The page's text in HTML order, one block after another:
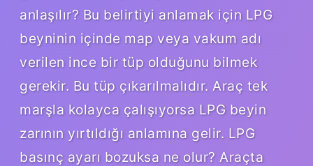
anlaşılır? Bu belirtiyi anlamak için LPG
beyninin içinde map veya vakum adı
verilen ince bir tüp olduğunu bilmek
gerekir. Bu tüp çıkarılmalıdır. Araç tek
marşla kolayca çalışıyorsa LPG beyin
zarının yırtıldığı anlamına gelir. LPG
basınç ayarı bozuksa ne olur? Araçta